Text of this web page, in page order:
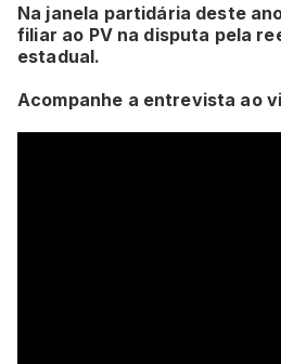
Na janela partidária deste
filiar ao PV na disputa pela
estadual.
Acompanhe a entrevista ao